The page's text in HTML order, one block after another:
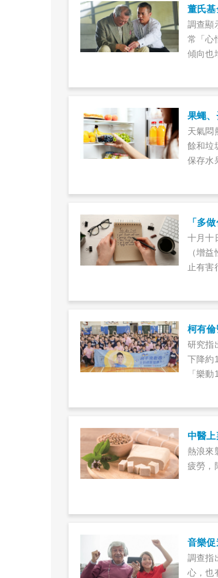
董氏
調查顯
常「心
傾向也
臣、
果蠅
天氣悶
餘和垃
保存水
「多
十月十
（增
止有害
柯有
研究指
下降約
「樂
中醫
熱浪來
疲勞，
音樂
調查指
心，也